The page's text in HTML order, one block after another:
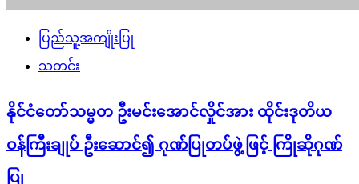
ပြည်သူ့အကျိုးပြု
သတင်း
နိုင်ငံတော်သမ္မတ ဦးမင်းအောင်လှိုင်အား ထိုင်းဒုတိယ
ဝန်ကြီးချုပ် ဦးဆောင်၍ ဂုဏ်ပြုတပ်ဖွဲ့ဖြင့် ကြိုဆိုဂုဏ်
ပြု